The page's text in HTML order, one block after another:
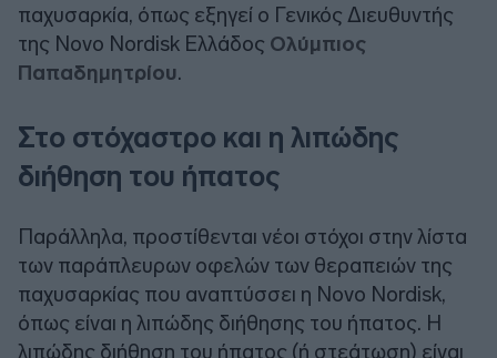
παχυσαρκία, όπως εξηγεί ο Γενικός Διευθυντής
της Novo Nordisk Ελλάδος Ολύμπιος
Παπαδημητρίου.
Στο στόχαστρο και η λιπώδης
διήθηση του ήπατος
Παράλληλα, προστίθενται νέοι στόχοι στην λίστα
των παράπλευρων οφελών των θεραπειών της
παχυσαρκίας που αναπτύσσει η Novo Nordisk,
όπως είναι η λιπώδης διήθησης του ήπατος. Η
λιπώδης διήθηση του ήπατος (ή στεάτωση) είναι